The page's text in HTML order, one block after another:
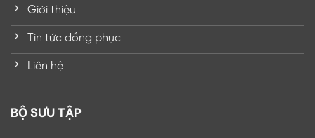
Giới thiệu
Tin tức đồng phục
Liên hệ
BỘ SƯU TẬP